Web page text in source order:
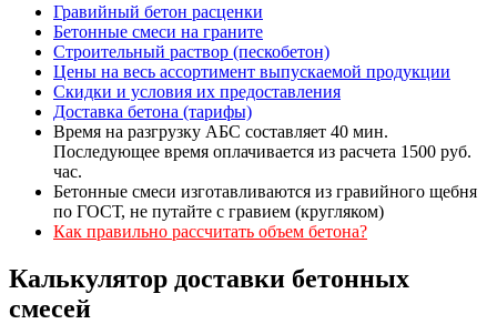
Гравийный бетон расценки
Бетонные смеси на граните
Строительный раствор (пескобетон)
Цены на весь ассортимент выпускаемой продукции
Скидки и условия их предоставления
Доставка бетона (тарифы)
Время на разгрузку АБС составляет 40 мин.
Последующее время оплачивается из расчета 1500 руб.
час.
Бетонные смеси изготавливаются из гравийного щебня
по ГОСТ, не путайте с гравием (кругляком)
Как правильно рассчитать объем бетона?
Калькулятор доставки бетонных
смесей